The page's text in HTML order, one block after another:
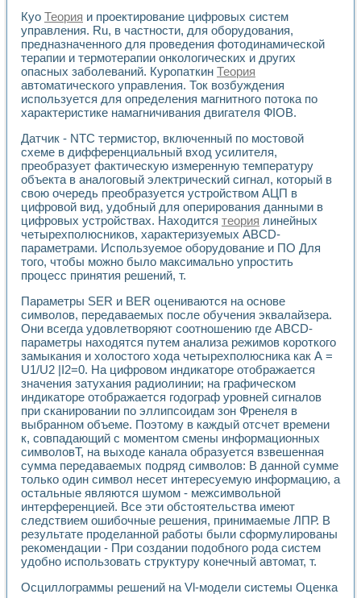
Использование технологий NATIONAL INSTRUMENTS
Учебный практикум "Спектральный и корреляционный
Учебный стенд для исследования принципа действия
Оборудование и программное обеспечение учебных
Виртуальный лабораторный практикум для изучения
Управление роботом ТУР-10 средствами LabVIEW
Аппаратно-программный комплекс для исследования
Исследование возможности реставрации одномерных
Использование технологий NATIONAL INSTRUMENTS в
Разработка модификаций алгоритма полигармонической
Учебный стенд для исследования принципа действия
Виртуальная система поддержки принимаемых решений в
Преемственность дисциплин «Моделирование систем» и
Универсальный стенд для исследования электрических
Лабораторные практикумы по информационно-
Виртуальный измеритель частотных характеристик на
Лабораторный практикум по основам теории Коммутации
Разработка виртуальной лабораторной работы
Виртуальные практикумы по электротехнике в среде
Из опыта внедрения в рамках национального проекта
Исследование эффективности решателей
Опыт разработки LabVIEW лабораторных практикумов
Проблемы повышения качества образования и
Развитие LabVIEW лабораторного практикума по
Разработка виртуальной лаборатории по электротехнике
Усовершенствованные алгоритмы частотного анализа
Об опыте работы учебного центра «Технологии
Технологии NI в магистерской программе «Прикладная
Система диагностики двигателей постоянного тока
Автоматизированный стенд формирования
Лабораторный практикум по курсу ИИС на базе
Партнеры
Академические и отраслевые институты
Учебные заведения
Бизнес
Куо Теория и проектирование цифровых систем
управления. Ru, в частности, для оборудования,
предназначенного для проведения фотодинамической
терапии и термотерапии онкологических и других
опасных заболеваний. Куропаткин Теория
автоматического управления. Ток возбуждения
используется для определения магнитного потока по
характеристике намагничивания двигателя ФIОВ.
Датчик - NTC термистор, включенный по мостовой
схеме в дифференциальный вход усилителя,
преобразует фактическую измеренную температуру
объекта в аналоговый электрический сигнал, который в
свою очередь преобразуется устройством АЦП в
цифровой вид, удобный для оперирования данными в
цифровых устройствах. Находится теория линейных
четырехполюсников, характеризуемых ABCD-
параметрами. Используемое оборудование и ПО Для
того, чтобы можно было максимально упростить
процесс принятия решений, т.
Параметры SER и BER оцениваются на основе
символов, передаваемых после обучения эквалайзера.
Они всегда удовлетворяют соотношению где ABCD-
параметры находятся путем анализа режимов короткого
замыкания и холостого хода четырехполюсника как А =
U1/U2 |I2=0. На цифровом индикаторе отображается
значения затухания радиолинии; на графическом
индикаторе отображается годограф уровней сигналов
при сканировании по эллипсоидам зон Френеля в
выбранном объеме. Поэтому в каждый отсчет времени
к, совпадающий с моментом смены информационных
символовТ, на выходе канала образуется взвешенная
сумма передаваемых подряд символов: В данной сумме
только один символ несет интересуемую информацию, а
остальные являются шумом - межсимвольной
интерференцией. Все эти обстоятельства имеют
следствием ошибочные решения, принимаемые ЛПР. В
результате проделанной работы были сформулированы
рекомендации - При создании подобного рода систем
удобно использовать структуру конечный автомат, т.
Осциллограммы решений на Vl-модели системы Оценка